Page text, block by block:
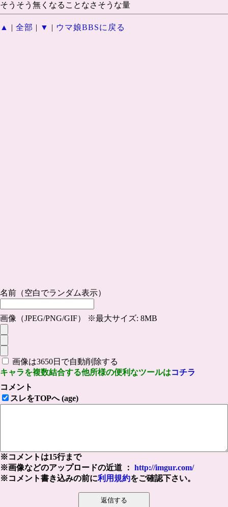
そうそう無くなることなさそうな量
▲ | 全部 | ▼ | ウマ娘BBSに戻る
名前（空白でランダム表示）
画像（JPEG/PNG/GIF） ※最大サイズ: 8MB
画像は3650日で自動削除する
キャラを複数結合する他所様の便利なツールはコチラ
コメント
スレをTOPへ (age)
※コメントは15行まで
※画像などのアップロードの近道 ： http://imgur.com/
※コメント書き込みの前に利用規約をご確認下さい。